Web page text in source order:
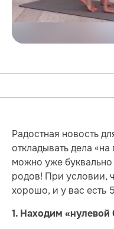
Радостная новость
откладывать дела
можно уже
родов! При условии,
хорошо, и у вас есть
1. Находим «нулевой